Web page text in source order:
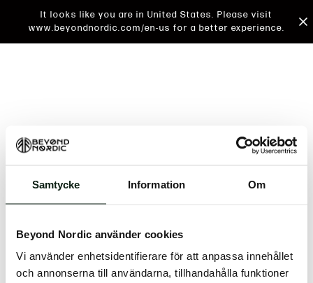
Samtycke Information Om
Beyond Nordic använder cookies
Vi använder enhetsidentifierare för att anpassa innehållet
och annonserna till användarna, tillhandahålla funktioner
It looks like you are in United States. Please visit
www.beyondnordic.com/en-us for a better experience.
An unknown error has occurred. An error report has
issue will be investigated.
Click the button below to refresh the website. If the